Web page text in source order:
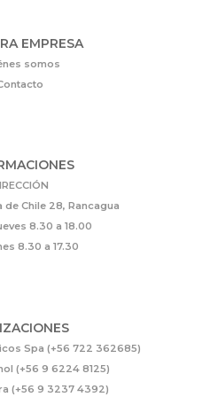
EMPRESA
somos
de Chile 28, Rancagua
8.30 a 18.00
8.30 a 17.30
Spa (+56 722 362685)
(+56 9 6224 8125)
(+56 9 3237 4392)